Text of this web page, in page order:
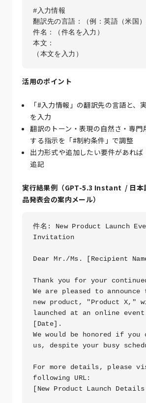
#入力情報
翻訳先の言語：（例：英語（米国）
件名：（件名を入力）
本文：
活用のポイント
「#入力情報」の翻訳先の言語と、
を入力
翻訳のトーン・表現の自然さ・専門
する指示を「#制約条件」で調整
出力形式や追加したい要件があれば
追記
実行結果例（GPT-5.3 Instant / 日
品発表会の案内メール）
件名: New Product Launch
Invitation
Dear Mr./Ms. [Recipient
Thank you for your
We are pleased to
new product, "Product X,"
launched at an online event
[Date].
We would be honored if
us, despite your busy
For more details, please
following URL:
[New Product Launch Details